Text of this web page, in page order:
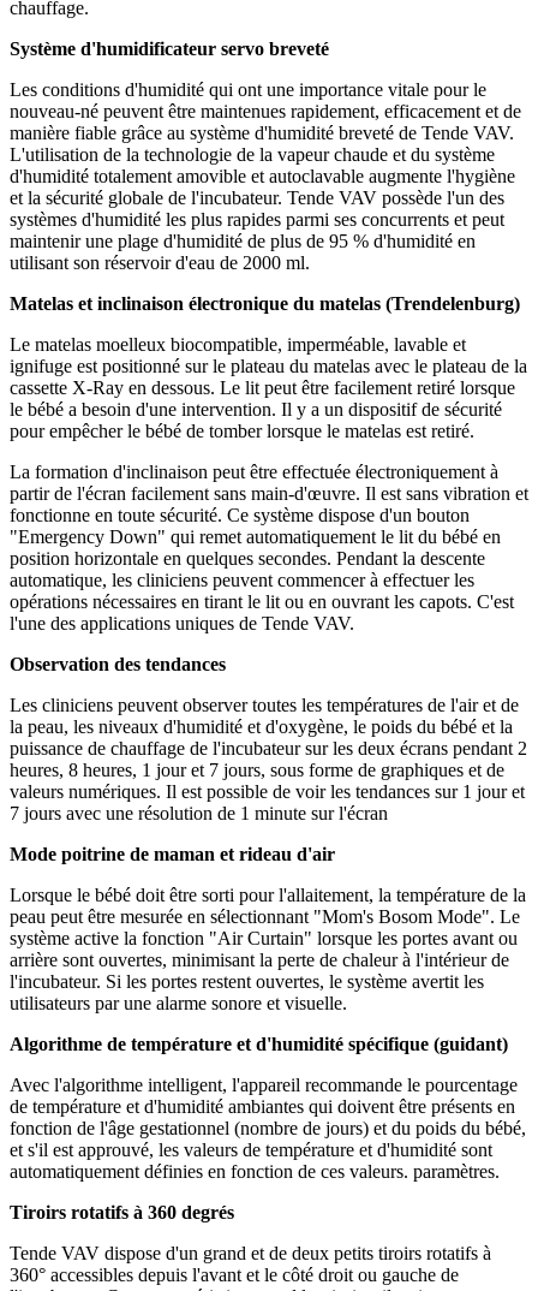
chauffage.
Système d'humidificateur servo breveté
Les conditions d'humidité qui ont une importance vitale pour le
nouveau-né peuvent être maintenues rapidement, efficacement et de
manière fiable grâce au système d'humidité breveté de Tende VAV.
L'utilisation de la technologie de la vapeur chaude et du système
d'humidité totalement amovible et autoclavable augmente l'hygiène
et la sécurité globale de l'incubateur. Tende VAV possède l'un des
systèmes d'humidité les plus rapides parmi ses concurrents et peut
maintenir une plage d'humidité de plus de 95 % d'humidité en
utilisant son réservoir d'eau de 2000 ml.
Matelas et inclinaison électronique du matelas (Trendelenburg)
Le matelas moelleux biocompatible, imperméable, lavable et
ignifuge est positionné sur le plateau du matelas avec le plateau de la
cassette X-Ray en dessous. Le lit peut être facilement retiré lorsque
le bébé a besoin d'une intervention. Il y a un dispositif de sécurité
pour empêcher le bébé de tomber lorsque le matelas est retiré.
La formation d'inclinaison peut être effectuée électroniquement à
partir de l'écran facilement sans main-d'œuvre. Il est sans vibration et
fonctionne en toute sécurité. Ce système dispose d'un bouton
"Emergency Down" qui remet automatiquement le lit du bébé en
position horizontale en quelques secondes. Pendant la descente
automatique, les cliniciens peuvent commencer à effectuer les
opérations nécessaires en tirant le lit ou en ouvrant les capots. C'est
l'une des applications uniques de Tende VAV.
Observation des tendances
Les cliniciens peuvent observer toutes les températures de l'air et de
la peau, les niveaux d'humidité et d'oxygène, le poids du bébé et la
puissance de chauffage de l'incubateur sur les deux écrans pendant 2
heures, 8 heures, 1 jour et 7 jours, sous forme de graphiques et de
valeurs numériques. Il est possible de voir les tendances sur 1 jour et
7 jours avec une résolution de 1 minute sur l'écran
Mode poitrine de maman et rideau d'air
Lorsque le bébé doit être sorti pour l'allaitement, la température de la
peau peut être mesurée en sélectionnant "Mom's Bosom Mode". Le
système active la fonction "Air Curtain" lorsque les portes avant ou
arrière sont ouvertes, minimisant la perte de chaleur à l'intérieur de
l'incubateur. Si les portes restent ouvertes, le système avertit les
utilisateurs par une alarme sonore et visuelle.
Algorithme de température et d'humidité spécifique (guidant)
Avec l'algorithme intelligent, l'appareil recommande le pourcentage
de température et d'humidité ambiantes qui doivent être présents en
fonction de l'âge gestationnel (nombre de jours) et du poids du bébé,
et s'il est approuvé, les valeurs de température et d'humidité sont
automatiquement définies en fonction de ces valeurs. paramètres.
Tiroirs rotatifs à 360 degrés
Tende VAV dispose d'un grand et de deux petits tiroirs rotatifs à
360° accessibles depuis l'avant et le côté droit ou gauche de